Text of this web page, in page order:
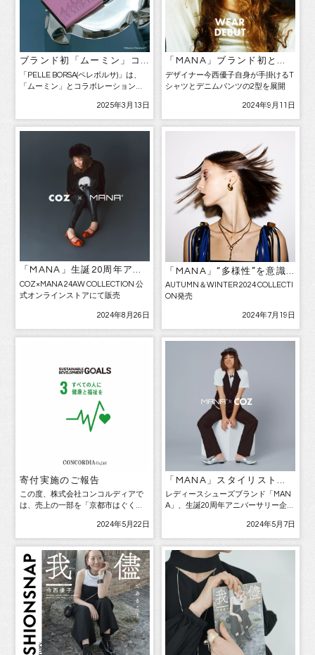
ブランド初「ムーミン」コ
ラボバッグ&グッズ発売
「PELLE BORSA(ペレボルサ)」は、
「ムーミン」とコラボレーションし
ムーミンの作者トーベ‧ヤンソン氏の
生誕から110年となる年に初めてコラ
ボしたアイテムは全24種類。 PELLE
2025年3月13日
「MANA」ブランド初とな
るオリジナルウェアアイテ
ム発売決定
デザイナー今西優子自身が手掛けるT
シャツとデニムパンツの2型を展開
2024年9月11日
「MANA」生誕20周年アニ
バーサリー企画大好評につ
き第2弾！スタイリスト安西
ズ「COZ×MANA 24AW C
COZ×MANA 24AW COLLECTION 公
式オンラインストアにて販売
2024年8月26日
「MANA」“多様性”を意識
した個性的なフォルムが豊
富なAUTUMN＆WINTER 2
AUTUMN＆WINTER 2024 COLLECTI
ON発売
2024年7月19日
寄付実施のご報告
この度、株式会社コンコルディアで
は、売上の一部を「京都市はぐくみ
した。 「子どもを健やかで心豊かに
育む社会を築くために， 京都市民共
通の行動規範として制定された「京
都はぐくみ憲章（子どもを […]
2024年5月22日
「MANA」スタイリスト安
西こずえ氏とのコラボシュ
ーズを発売！
レディースシューズブランド「MAN
A」、生誕20周年アニバーサリー企画
（水）より先行販売。コラボ記念の
インスタライブも開催！～ 株式会社
コンコルディア（本社: 京都市下京
区、代表取締役: […]
2024年5月7日